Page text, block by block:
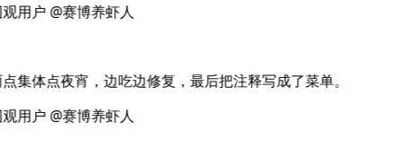
用户 @赛博养虾人
集体点夜宵，边吃边修复，最后把注释写成了菜单。
用户 @赛博养虾人